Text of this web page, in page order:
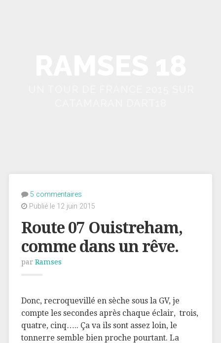
5 commentaires
Publié le 12 juin 2015
Route 07 Ouistreham,
comme dans un rêve.
par Ramses
Donc, recroquevillé en sèche sous la GV, je
compte les secondes après chaque éclair, trois,
quatre, cinq….. Ça va ils sont assez loin, le
tonnerre semble bien proche pourtant. La